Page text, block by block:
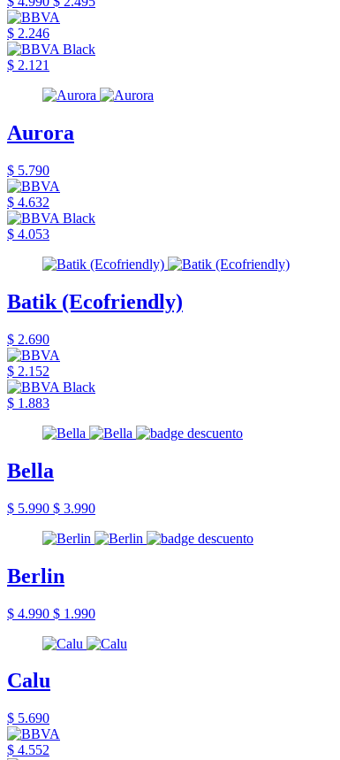
$ 2.246
$ 2.121
Aurora
$ 5.790
$ 4.632
$ 4.053
Batik (Ecofriendly)
$ 2.690
$ 2.152
$ 1.883
Bella
$ 5.990 $ 3.990
Berlin
$ 4.990 $ 1.990
Calu
$ 5.690
$ 4.552